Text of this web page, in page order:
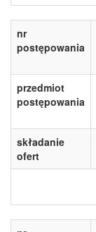
nr
postępowania
przedmiot
postępowania
składanie
ofert